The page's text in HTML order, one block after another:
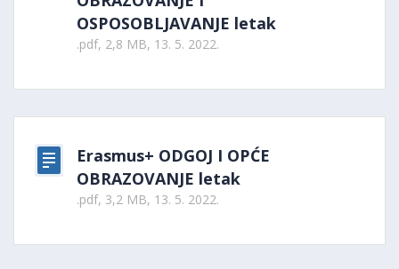
OSPOSOBLJAVANJE letak
.pdf, 2,8 MB, 13. 5. 2022.
Erasmus+ ODGOJ I OPĆE
OBRAZOVANJE letak
.pdf, 3,2 MB, 13. 5. 2022.